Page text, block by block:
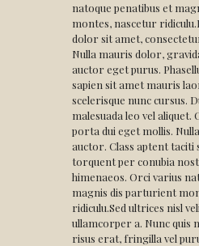
natoque penatibus et
montes, nascetur
dolor sit amet,
Nulla mauris dolor,
auctor eget purus.
sapien sit amet mauris
scelerisque nunc cursus.
malesuada leo vel
porta dui eget mollis.
auctor. Class aptent taciti
torquent per conubia
himenaeos. Orci varius
magnis dis parturient
ridiculu.Sed ultrices nisl
ullamcorper a. Nunc quis
risus erat, fringilla vel